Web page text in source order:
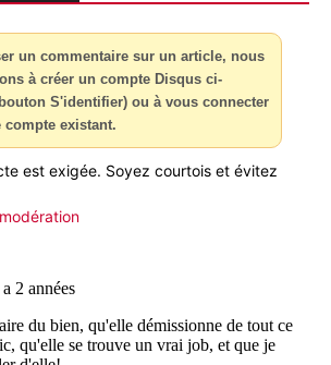
un commentaire sur un article, nous
à créer un compte Disqus ci-
S'identifier) ou à vous connecter
compte existant.
est exigée. Soyez courtois et évitez